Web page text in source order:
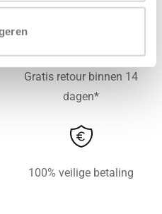
Gratis retour binnen 14
dagen*
100% veilige betaling